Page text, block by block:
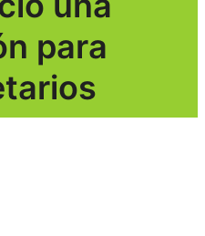
para